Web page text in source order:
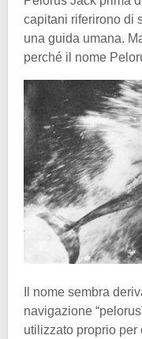
capitani riferirono di
una guida umana.
perché il nome
Il nome sembra
navigazione
utilizzato proprio per